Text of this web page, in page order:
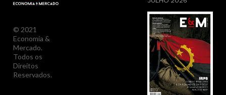
© 2021
Economia &
Mercado.
Todos os
Direitos
Reservados.